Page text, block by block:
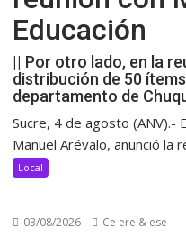
Educación
|| Por otro lado, en la
distribución de 50
departamento de
Sucre, 4 de agosto (ANV).-
Manuel Arévalo, anunció la
Local
03/08/2026 Ce ere & ese